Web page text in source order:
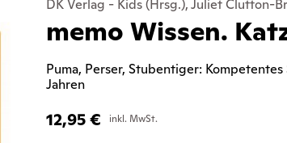
DK Verlag - Kids (Hrsg.), Juliet Clutton-
memo Wissen.
Puma, Perser, Stubentiger:
Jahren
12,95€ inkl. MwSt.